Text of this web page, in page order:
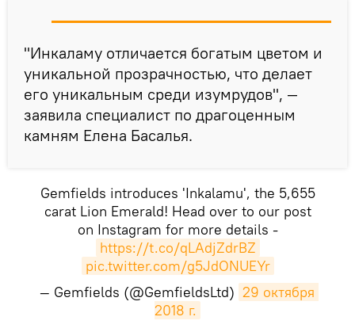
"Инкаламу отличается богатым цветом и
уникальной прозрачностью, что делает
его уникальным среди изумрудов", —
заявила специалист по драгоценным
камням Елена Басалья.
Gemfields introduces 'Inkalamu', the 5,655
carat Lion Emerald! Head over to our post
on Instagram for more details -
https://t.co/qLAdjZdrBZ
pic.twitter.com/g5JdONUEYr
— Gemfields (@GemfieldsLtd) 29 октября
2018 г.